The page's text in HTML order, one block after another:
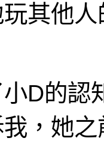
其他
D的認
，她